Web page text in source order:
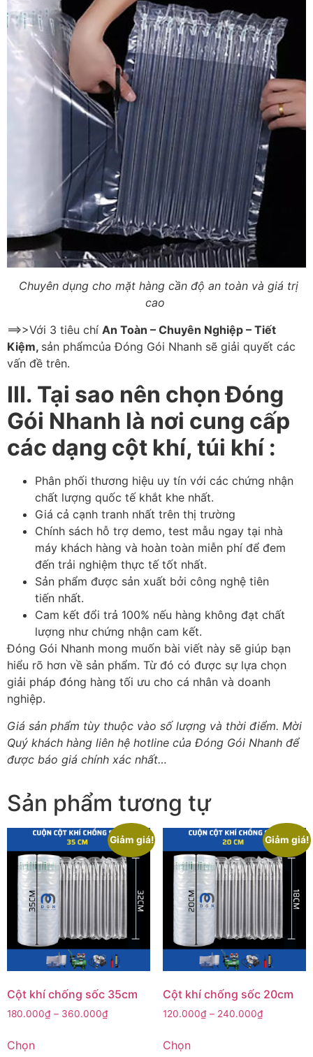
Chuyên dụng cho mặt hàng cần độ an toàn và giá trị
cao
==>>Với 3 tiêu chí An Toàn – Chuyên Nghiệp – Tiết
Kiệm, sản phẩmcủa Đóng Gói Nhanh sẽ giải quyết các
vấn đề trên.
III. Tại sao nên chọn Đóng
Gói Nhanh là nơi cung cấp
các dạng cột khí, túi khí :
Phân phối thương hiệu uy tín với các chứng nhận
chất lượng quốc tế khắt khe nhất.
Giá cả cạnh tranh nhất trên thị trường
Chính sách hỗ trợ demo, test mẫu ngay tại nhà
máy khách hàng và hoàn toàn miễn phí để đem
đến trải nghiệm thực tế tốt nhất.
Sản phẩm được sản xuất bởi công nghệ tiên
tiến nhất.
Cam kết đổi trả 100% nếu hàng không đạt chất
lượng như chứng nhận cam kết.
Đóng Gói Nhanh mong muốn bài viết này sẽ giúp bạn
hiểu rõ hơn về sản phẩm. Từ đó có được sự lựa chọn
giải pháp đóng hàng tối ưu cho cá nhân và doanh
nghiệp.
Giá sản phẩm tùy thuộc vào số lượng và thời điểm. Mời
Quý khách hàng liên hệ hotline của Đóng Gói Nhanh để
được báo giá chính xác nhất…
Sản phẩm tương tự
Giảm giá!
Cột khí chống sốc 35cm
180.000₫ – 360.000₫
Chọn
Giảm giá!
Cột khí chống sốc 20cm
120.000₫ – 240.000₫
Chọn